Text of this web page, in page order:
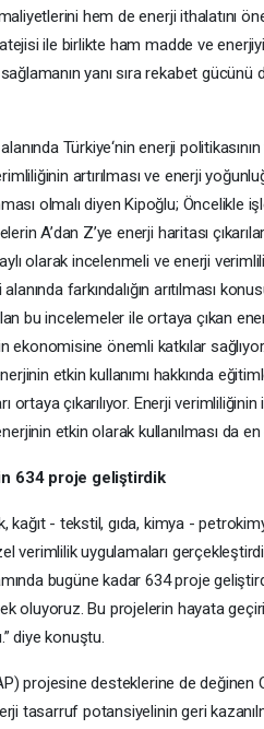
hem de enerji ithalatını
ile birlikte ham madde ve
yanı sıra rekabet gücünü
Türkiye‘nin enerji
artırılması ve enerji
olmalı diyen Kipoğlu; Öncelikle
A’dan Z’ye enerji haritası
olarak incelenmeli ve enerji
alanında farkındalığın arıtılması
bu incelemeler ile ortaya çıkan
önemli katkılar
etkin kullanımı hakkında
ortaya çıkarılıyor. Enerji
etkin olarak kullanılması da
634 proje geliştirdik
kağıt - tekstil, gıda, kimya -
verimlilik uygulamaları
bugüne kadar 634 proje
oluyoruz. Bu projelerin hayata
diye konuştu.
projesine desteklerine de
tasarruf potansiyelinin geri